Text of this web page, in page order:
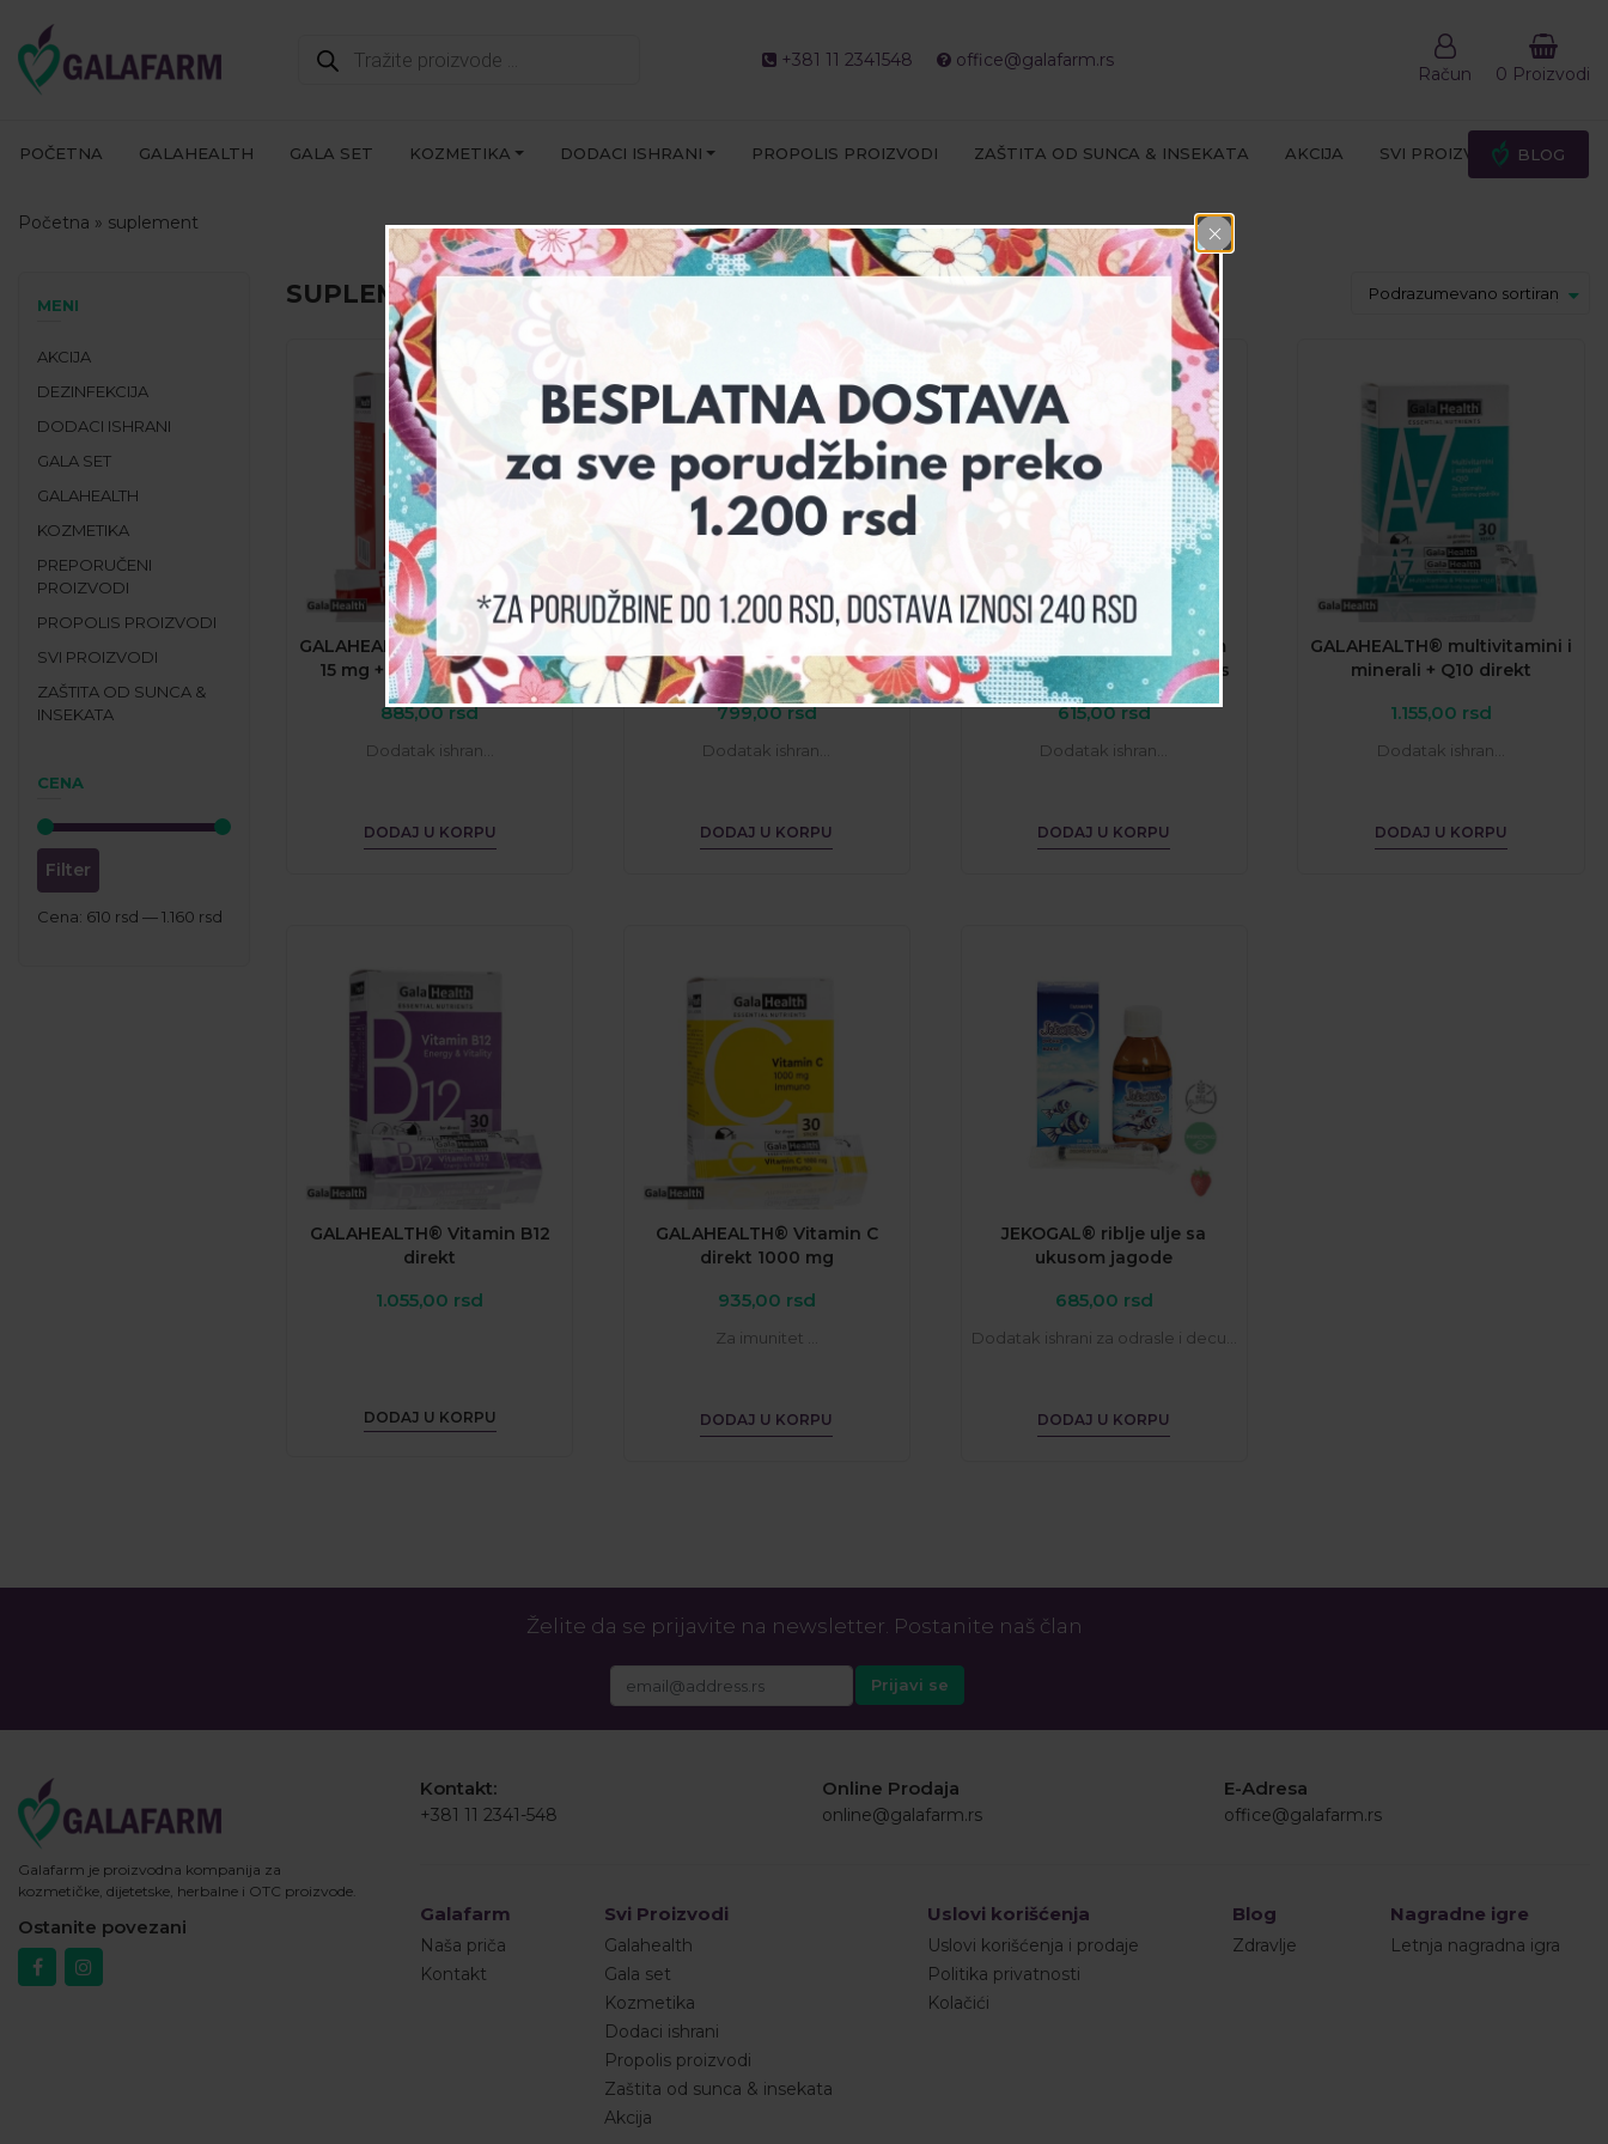
search +381 11 2341548 office@galafarm.rs
Račun 0 Proizvodi
POČETNA GALAHEALTH GALA SET KOZMETIKA DODACI ISHRANI PROPOLIS PROIZVODI ZAŠTITA OD SUNCA & INSEKATA AKCIJA SVI PROIZVODI BLOG
Početna » suplement
MENI
AKCIJA
DEZINFEKCIJA
DODACI ISHRANI
GALA SET
GALAHEALTH
KOZMETIKA
PREPORUČENI
PROIZVODI
PROPOLIS PROIZVODI
SVI PROIZVODI
ZAŠTITA OD SUNCA &
INSEKATA
CENA
Filter
Cena: 610 rsd —1.160 rsd
SUPLEMENT
GALAHEALTH® Gvožđe direkt
15 mg + C + folna kiselina
885,00rsd
Dodatak ishran...
DODAJ U KORPU
redovno i lakše pražnjenje
creva
799,00rsd
Dodatak ishran...
DODAJ U KORPU
GALAHEALTH® Magnezijum
direkt 400 mg + B-kompleks
615,00rsd
Dodatak ishran...
DODAJ U KORPU
GALAHEALTH® multivitamini i
minerali + Q10 direkt
1.155,00 rsd
Dodatak ishran...
DODAJ U KORPU
GALAHEALTH® Vitamin B12
direkt
1.055,00 rsd
DODAJ U KORPU
GALAHEALTH® Vitamin C
direkt 1000 mg
935,00 rsd
DODAJ U KORPU
JEKOGAL® riblje ulje sa
ukusom jagode
685,00 rsd
Dodatak ishrani za odrasle i decu...
DODAJ U KORPU
Želite da se prijavite na newsletter. Postanite naš član
Galafarm je proizvodna kompanija za
kozmetičke, dijetetske, herbalne i OTC proizvode.
Ostanite povezani
Kontakt:
+381 11 2341-548
Online Prodaja
online@galafarm.rs
E-Adresa
office@galafarm.rs
Galafarm
Naša priča
Kontakt
Svi Proizvodi
Galahealth
Gala set
Kozmetika
Dodaci ishrani
Propolis proizvodi
Zaštita od sunca & insekata
Akcija
Uslovi korišćenja
Uslovi korišćenja i prodaje
Politika privatnosti
Kolačići
Blog
Zdravlje
Nagradne igre
Letnja nagradna igra